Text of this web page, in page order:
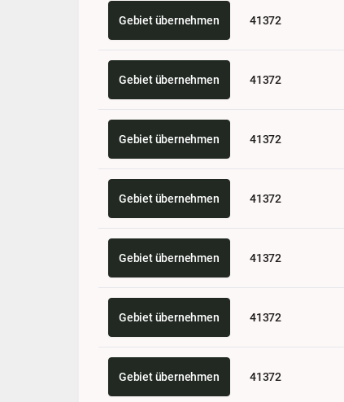
Gebiet übernehmen 41372
Gebiet übernehmen 41372
Gebiet übernehmen 41372
Gebiet übernehmen 41372
Gebiet übernehmen 41372
Gebiet übernehmen 41372
Gebiet übernehmen 41372